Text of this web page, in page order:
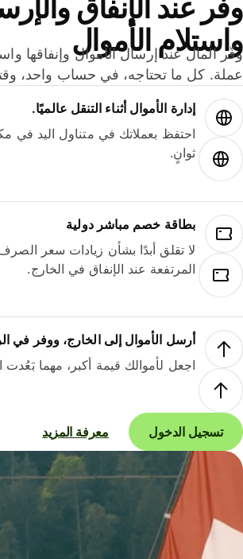
عند الإنفاق
الأموال
كل ما تحتاجه، في حساب واحد،
إدارة الأموال أثناء التنقل عالميًا.
احتفظ بعملاتك في متناول اليد في
ثوانٍ.
بطاقة خصم مباشر دولية
لا تقلق أبدًا بشأن زيادات سعر
المرتفعة عند الإنفاق في الخارج.
أرسل الأموال إلى الخارج، ووفر في
اجعل لأموالك قيمة أكبر، مهما بَعُدت
تسجيل الدخول معرفة المزيد